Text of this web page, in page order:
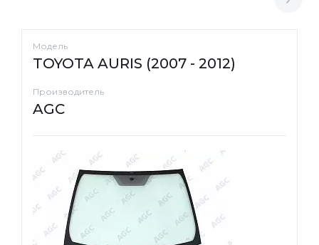
Модель
TOYOTA AURIS (2007 - 2012)
Производитель
AGC